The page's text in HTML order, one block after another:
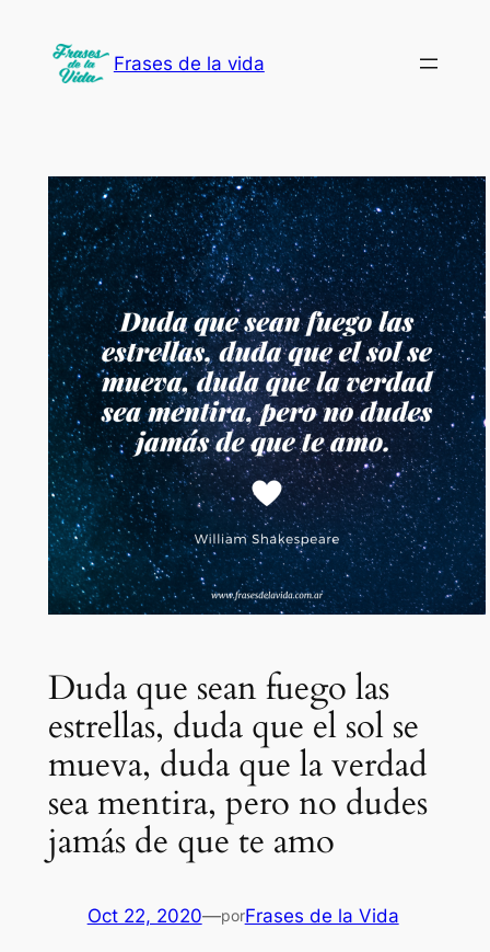
contenido
Frases de la vida
Duda que sean fuego las
estrellas, duda que el sol se
mueva, duda que la verdad
sea mentira, pero no dudes
jamás de que te amo
Oct 22, 2020—porFrases de la Vida